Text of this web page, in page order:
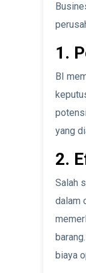
1.
BI
yang
2.
Salah
dalam
biaya